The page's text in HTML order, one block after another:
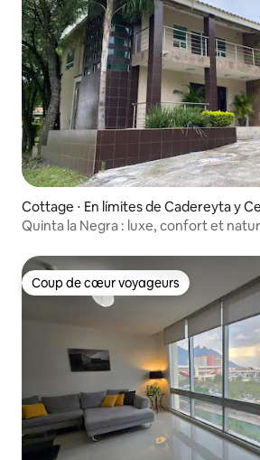
Cottage ⋅ En límites de Cadereyta y
Villa de Santiago.
Quinta la Negra : luxe, confort et
Coup de cœur voyageurs
Coup de cœur voyageurs